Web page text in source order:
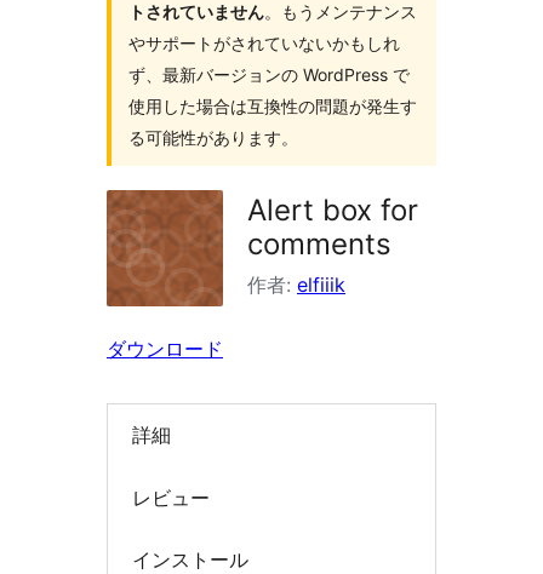
トされていません。もうメンテナンス
やサポートがされていないかもしれ
ず、最新バージョンの WordPress で
使用した場合は互換性の問題が発生す
る可能性があります。
Alert box for
comments
作者: elfiiik
ダウンロード
詳細
レビュー
インストール